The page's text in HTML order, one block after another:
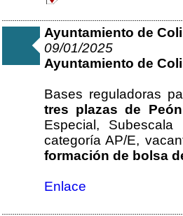
Ayuntamiento de
09/01/2025
Ayuntamiento de
Bases reguladoras
tres plazas de
Especial,
categoría AP/E,
formación de bolsa
Enlace